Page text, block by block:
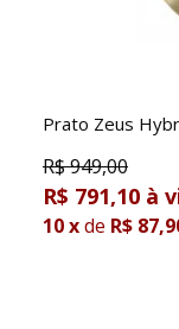
Prato Zeus
R$949,00
R$ 791,10
10xde R$